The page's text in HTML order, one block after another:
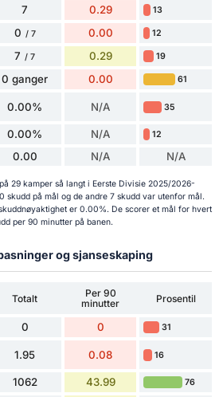
7 0.29 13
0 / 7 0.00 12
7 / 7 0.29 19
0 ganger 0.00 61
0.00% N/A 35
0.00% N/A 12
0.00 N/A N/A
29 kamper så langt i Eerste Divisie 2025/2026-
skudd på mål og de andre 7 skudd var utenfor mål.
er 0.00%. De scorer et mål for hvert
per 90 minutter på banen.
og sjanseskaping
Totalt
Per 90
minutter
Prosentil
0 0 31
1.95 0.08 16
1062 43.99 76